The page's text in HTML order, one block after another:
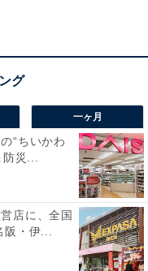
一ヶ月
“ちいかわ
災...
店に、全国
・伊...